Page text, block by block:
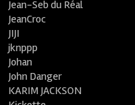
Jean-Seb du Réal
JeanCroc
JIJI
jknppp
Johan
John Danger
KARIM JACKSON